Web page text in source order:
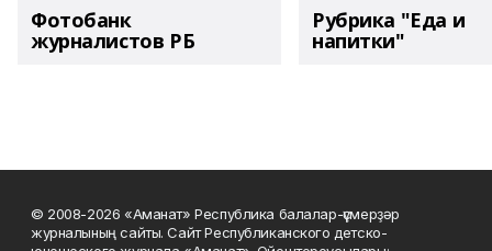
Фотобанк
журналистов РБ
Рубрика "Еда и
напитки"
© 2008-2026 «Аманат» Республика балалар-үҫмерҙәр
журналының сайты. Сайт Республиканского детско-